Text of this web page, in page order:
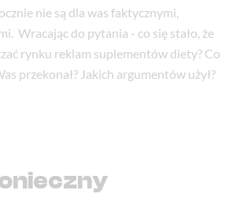
nie są dla was faktycznymi,
Wracając do pytania - co się stało, że
rynku reklam suplementów diety? Co
przekonał? Jakich argumentów użył?